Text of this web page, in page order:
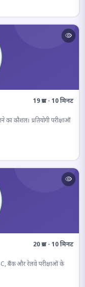
19 प्रश्न · 10 मिनट
कौशल। प्रतियोगी परीक्षाओं
20 प्रश्न · 10 मिनट
बैंक और रेलवे परीक्षाओं के